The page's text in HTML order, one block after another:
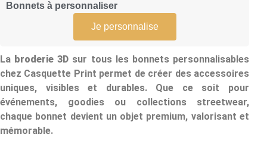
Bonnets à personnaliser
Je personnalise
La broderie 3D sur tous les bonnets personnalisables
chez Casquette Print permet de créer des accessoires
uniques, visibles et durables. Que ce soit pour
événements, goodies ou collections streetwear,
chaque bonnet devient un objet premium, valorisant et
mémorable.